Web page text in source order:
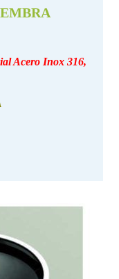
Acero Inox 316,